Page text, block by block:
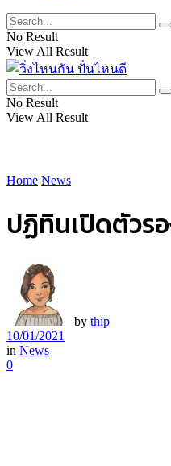
No Result
View All Result
No Result
View All Result
Home News
ปฏิทินเปิดตัวรอ
by thip
10/01/2021
in News
0